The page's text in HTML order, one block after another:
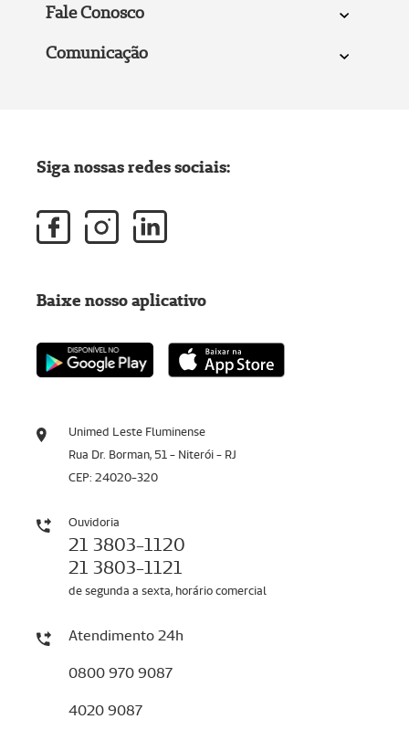
Fale Conosco
Comunicação
Unimed Leste Fluminense
Rua Dr. Borman, 51 - Niterói - RJ
CEP: 24020-320
Ouvidoria
21 3803-1120
21 3803-1121
de segunda a sexta, horário comercial
Atendimento 24h
0800 970 9087
4020 9087
Siga nossas redes sociais:
Baixe nosso aplicativo